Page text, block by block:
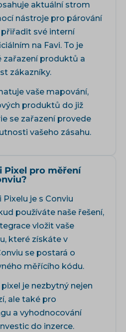
aktuální strom
nástroje pro párování
své interní
na Favi. To je
zařazení produktů a
zákazníky.
vaše mapování,
produktů do již
se zařazení provede
vašeho zásahu.
Pixel pro měření
je s Conviu
používáte naše řešení,
vložit vaše
které získáte v
se postará o
měřícího kódu.
je nezbytný nejen
ale také pro
a vyhodnocování
do inzerce.